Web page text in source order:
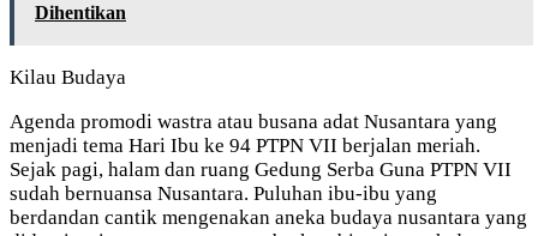
Dihentikan
Kilau Budaya
Agenda promodi wastra atau busana adat Nusantara yang
menjadi tema Hari Ibu ke 94 PTPN VII berjalan meriah.
Sejak pagi, halam dan ruang Gedung Serba Guna PTPN VII
sudah bernuansa Nusantara. Puluhan ibu-ibu yang
berdandan cantik mengenakan aneka budaya nusantara yang